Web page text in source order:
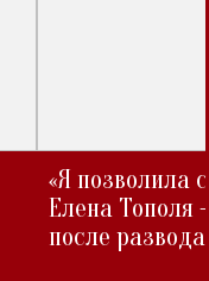
«Я позволила
Елена Тополя
после развода